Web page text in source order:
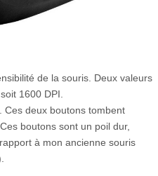
de la souris. Deux valeurs
1600 DPI.
Ces deux boutons tombent
boutons sont un poil dur,
à mon ancienne souris